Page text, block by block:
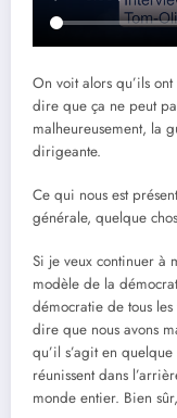
On voit alors qu’ils
dire que ça ne peut
malheureusement, la
dirigeante.
Ce qui nous est
générale, quelque
Si je veux continuer à
modèle de la
démocratie de tous
dire que nous avons
qu’il s’agit en
réunissent dans
monde entier. Bien